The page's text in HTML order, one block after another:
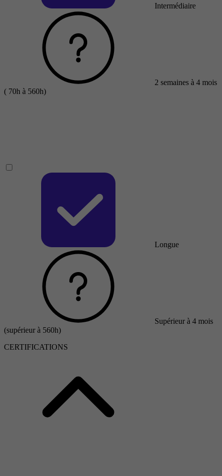
Intermédiaire
2 semaines à 4 mois
( 70h à 560h)
Longue
Supérieur à 4 mois
(supérieur à 560h)
CERTIFICATIONS